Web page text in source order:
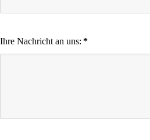
Ihre Nachricht an uns: *